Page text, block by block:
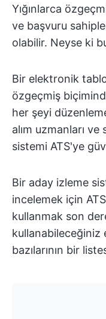
Yığınlarca
ve başvuru
olabilir. Neyse ki
Bir elektronik tablo
özgeçmiş
her şeyi
alım uzmanları
sistemi ATS'ye
Bir aday izleme
incelemek için
kullanmak son
kullanabileceğiniz
bazılarının bir